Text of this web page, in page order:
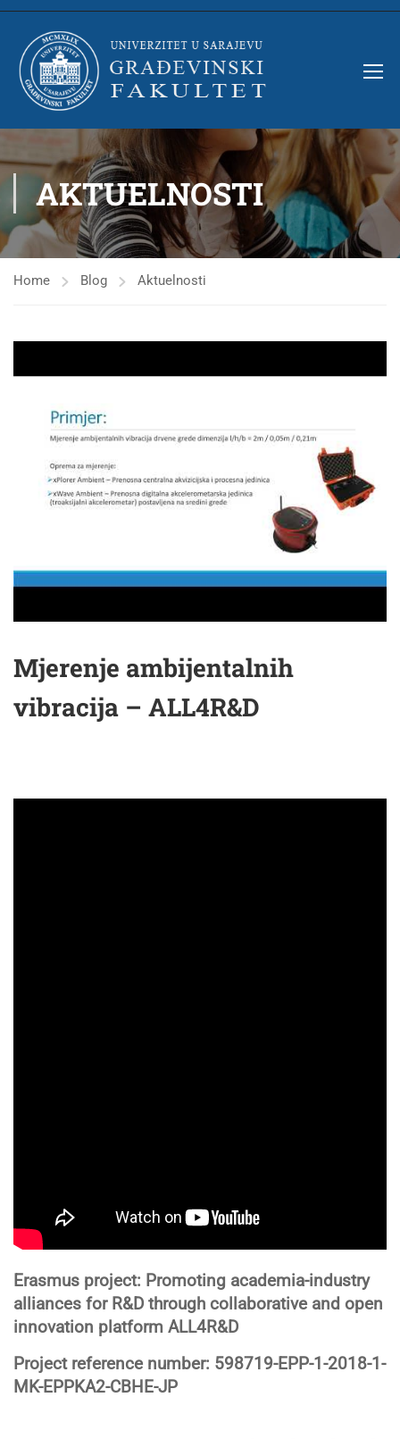
AKTUELNOSTI
Home Blog Aktuelnosti
Mjerenje ambijentalnih
vibracija – ALL4R&D
Erasmus project: Promoting academia-industry
alliances for R&D through collaborative and open
innovation platform ALL4R&D
Project reference number: 598719-EPP-1-2018-1-
MK-EPPKA2-CBHE-JP